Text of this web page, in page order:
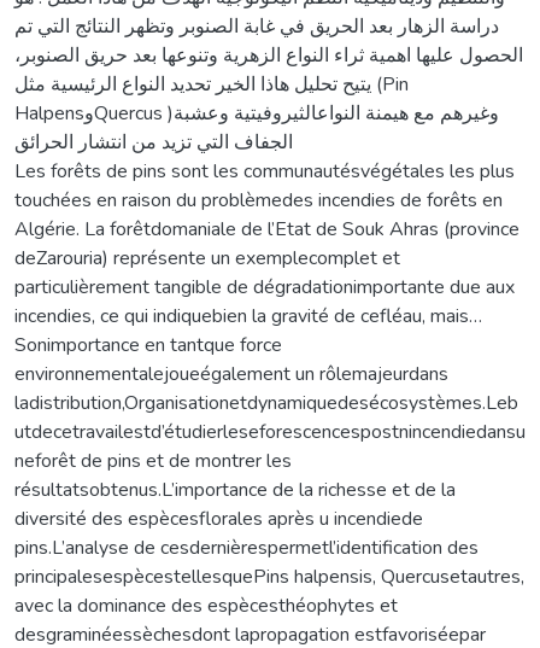
دراسة الزهار بعد الحريق في غابة الصنوبر وتظهر النتائج التي تم
الحصول عليها اهمية ثراء النواع الزهرية وتنوعها بعد حريق الصنوبر،
يتيح تحليل هاذا الخير تحديد النواع الرئيسية مثل (Pin
HalpensوQuercus )وغيرهم مع هيمنة النواعالثيروفيتية وعشبة
الجفاف التي تزيد من انتشار الحرائق
Les forêts de pins sont les communautésvégétales les plus
touchées en raison du problèmedes incendies de forêts en
Algérie. La forêtdomaniale de l’Etat de Souk Ahras (province
deZarouria) représente un exemplecomplet et
particulièrement tangible de dégradationimportante due aux
incendies, ce qui indiquebien la gravité de cefléau, mais…
Sonimportance en tantque force
environnementalejoueégalement un rôlemajeurdans
ladistribution,Organisationetdynamiquedesécosystèmes.Leb
utdecetravailestd’étudierleseforescencespostnincendiedansu
neforêt de pins et de montrer les
résultatsobtenus.L’importance de la richesse et de la
diversité des espècesflorales après u incendiede
pins.L’analyse de cesdernièrespermetl’identification des
principalesespècestellesquePins halpensis, Quercusetautres,
avec la dominance des espècesthéophytes et
desgraminéessèchesdont lapropagation estfavoriséepar